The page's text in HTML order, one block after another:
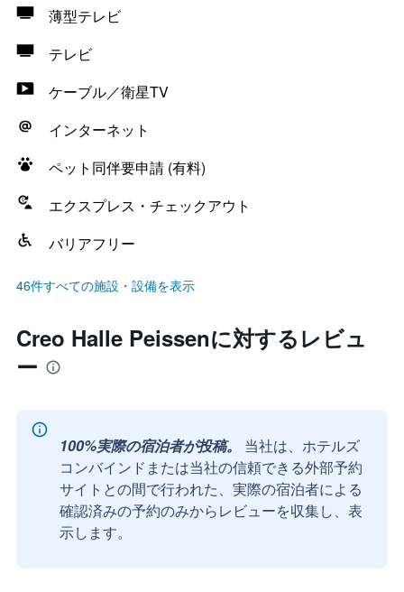
薄型テレビ
テレビ
ケーブル／衛星TV
インターネット
ペット同伴要申請 (有料)
エクスプレス・チェックアウト
バリアフリー
46件すべての施設・設備を表示
Creo Halle Peissenに対するレビュ
ー
100%実際の宿泊者が投稿。
当社は、ホテルズ
コンバインドまたは当社の信頼できる外部予約
サイトとの間で行われた、実際の宿泊者による
確認済みの予約のみからレビューを収集し、表
示します。